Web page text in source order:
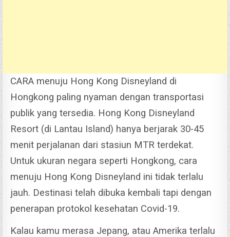
CARA menuju Hong Kong Disneyland di
Hongkong paling nyaman dengan transportasi
publik yang tersedia. Hong Kong Disneyland
Resort (di Lantau Island) hanya berjarak 30-45
menit perjalanan dari stasiun MTR terdekat.
Untuk ukuran negara seperti Hongkong, cara
menuju Hong Kong Disneyland ini tidak terlalu
jauh. Destinasi telah dibuka kembali tapi dengan
penerapan protokol kesehatan Covid-19.
Kalau kamu merasa Jepang, atau Amerika terlalu